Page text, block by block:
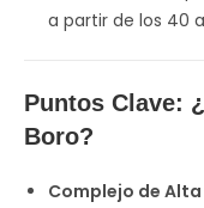
a partir de los 40
Puntos Clave:
Boro?
Complejo de